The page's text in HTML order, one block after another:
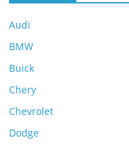
Audi
BMW
Buick
Chery
Chevrolet
Dodge